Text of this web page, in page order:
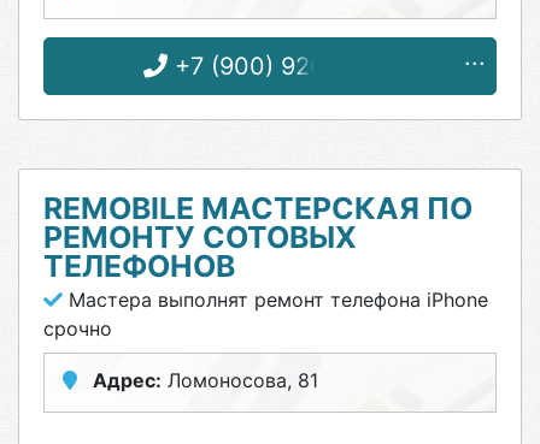
+7 (900) 920-51-15
REMOBILE МАСТЕРСКАЯ ПО
РЕМОНТУ СОТОВЫХ
ТЕЛЕФОНОВ
Мастера выполнят ремонт телефона iPhone
срочно
Адрес: Ломоносова, 81